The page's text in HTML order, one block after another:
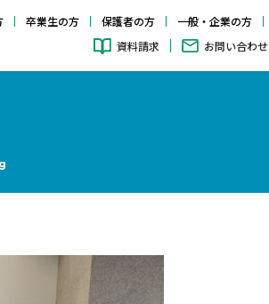
卒業生の方 保護者の方 一般・企業の方
資料請求
お問い合わせ